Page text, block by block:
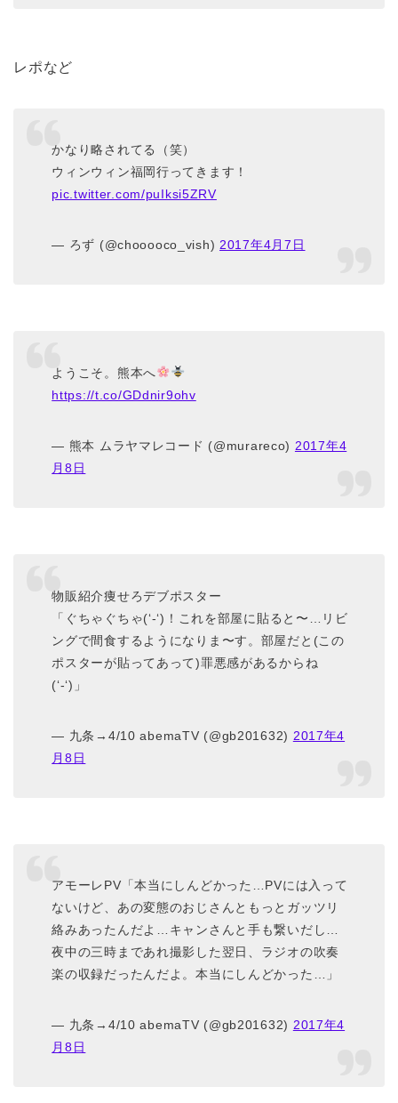
レポなど
かなり略されてる（笑）
ウィンウィン福岡行ってきます！
pic.twitter.com/puIksi5ZRV
— ろず (@chooooco_vish)2017年4月7日
ようこそ。熊本へ
https://t.co/GDdnir9ohv
— 熊本 ムラヤマレコード (@murareco) 2017年4
月8日
物販紹介痩せろデブポスター
「ぐちゃぐちゃ(‘-‘)！これを部屋に貼ると〜…リビ
ングで間食するようになりま〜す。部屋だと(この
ポスターが貼ってあって)罪悪感があるからね
(‘-‘)」
— 九条→4/10 abemaTV (@gb201632) 2017年4
月8日
アモーレPV「本当にしんどかった…PVには入って
ないけど、あの変態のおじさんともっとガッツリ
絡みあったんだよ…キャンさんと手も繋いだし…
夜中の三時まであれ撮影した翌日、ラジオの吹奏
楽の収録だったんだよ。本当にしんどかった…」
— 九条→4/10 abemaTV (@gb201632) 2017年4
月8日